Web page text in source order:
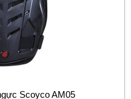
Scoyco AM05